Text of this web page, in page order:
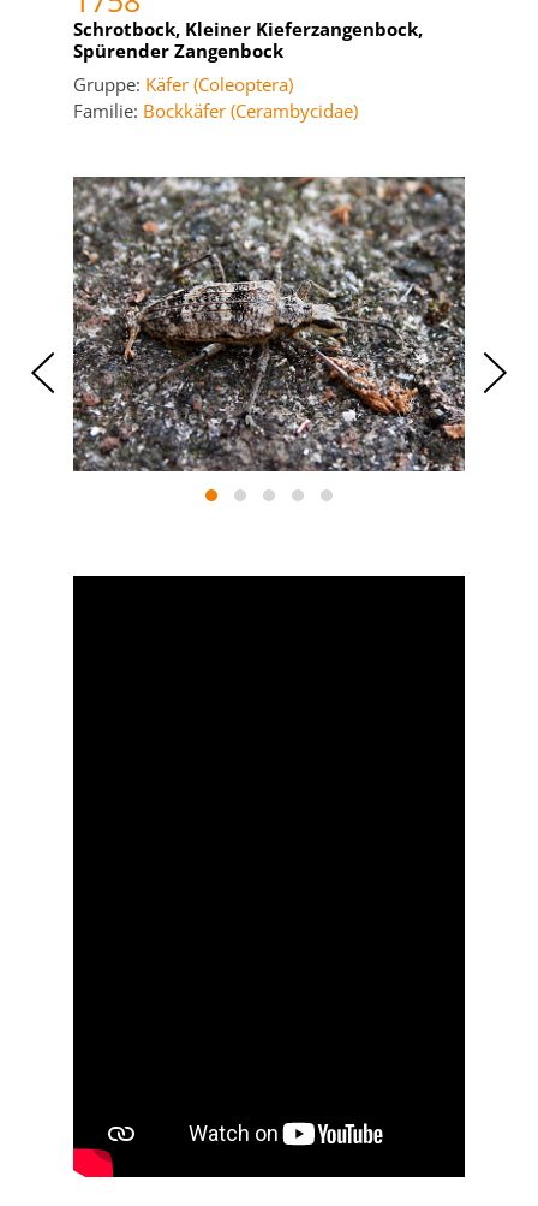
Schrotbock, Kleiner Kieferzangenbock,
Spürender Zangenbock
Gruppe: Käfer (Coleoptera)
Familie: Bockkäfer (Cerambycidae)
‹